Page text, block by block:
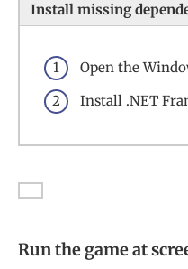
Install missing
Open the
Install .NET
Run the game at